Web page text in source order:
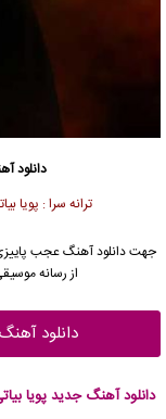
دانلود
ترانه سرا :
جهت دانلود آهنگ عجب
از رسانه
دانلود
دانلود آهنگ جدید پویا